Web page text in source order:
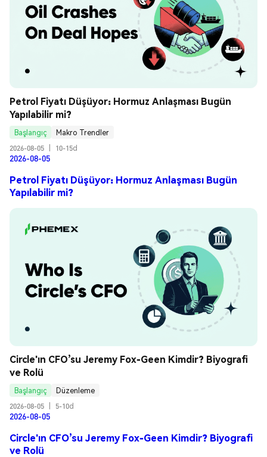
Petrol Fiyatı Düşüyor: Hormuz Anlaşması Bugün
Yapılabilir mi?
Başlangıç
Makro Trendler
2026-08-05
10-15d
2026-08-05
Petrol Fiyatı Düşüyor: Hormuz Anlaşması Bugün
Yapılabilir mi?
Circle'ın CFO’su Jeremy Fox-Geen Kimdir? Biyografi
ve Rolü
Başlangıç
Düzenleme
2026-08-05
5-10d
2026-08-05
Circle'ın CFO’su Jeremy Fox-Geen Kimdir? Biyografi
ve Rolü